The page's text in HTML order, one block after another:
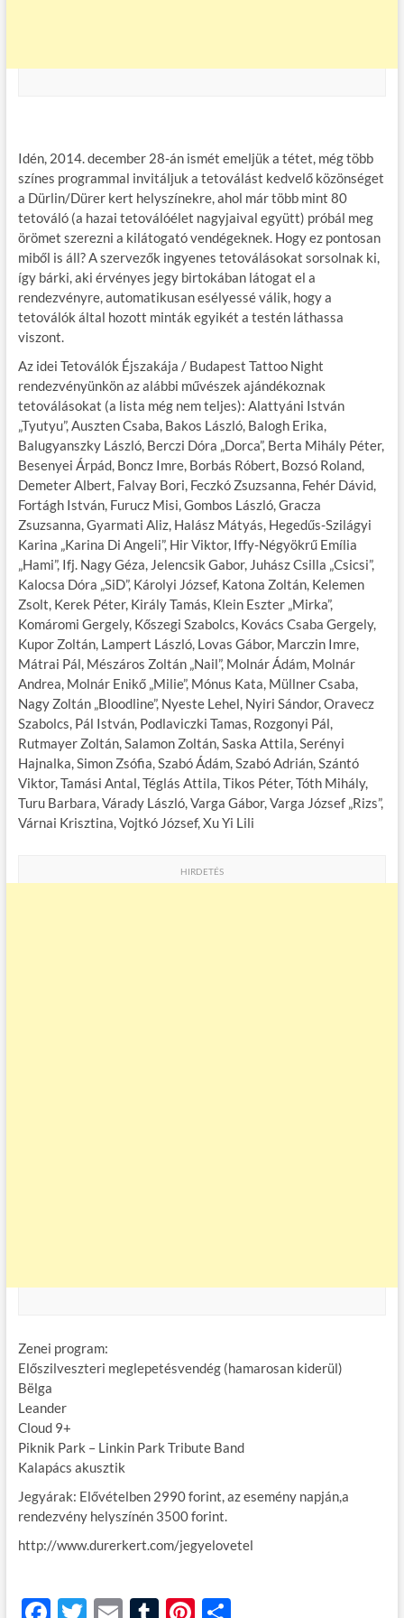
Idén, 2014. december 28-án ismét emeljük a tétet, még több
színes programmal invitáljuk a tetoválást kedvelő közönséget
a Dürlin/Dürer kert helyszínekre, ahol már több mint 80
tetováló (a hazai tetoválóélet nagyjaival együtt) próbál meg
örömet szerezni a kilátogató vendégeknek. Hogy ez pontosan
miből is áll? A szervezők ingyenes tetoválásokat sorsolnak ki,
így bárki, aki érvényes jegy birtokában látogat el a
rendezvényre, automatikusan esélyessé válik, hogy a
tetoválók által hozott minták egyikét a testén láthassa
viszont.
Az idei Tetoválók Éjszakája / Budapest Tattoo Night
rendezvényünkön az alábbi művészek ajándékoznak
tetoválásokat (a lista még nem teljes): Alattyáni István
„Tyutyu”, Auszten Csaba, Bakos László, Balogh Erika,
Balugyanszky László, Berczi Dóra „Dorca”, Berta Mihály Péter,
Besenyei Árpád, Boncz Imre, Borbás Róbert, Bozsó Roland,
Demeter Albert, Falvay Bori, Feczkó Zsuzsanna, Fehér Dávid,
Fortágh István, Furucz Misi, Gombos László, Gracza
Zsuzsanna, Gyarmati Aliz, Halász Mátyás, Hegedűs-Szilágyi
Karina „Karina Di Angeli”, Hir Viktor, Iffy-Négyökrű Emília
„Hami”, Ifj. Nagy Géza, Jelencsik Gabor, Juhász Csilla „Csicsi”,
Kalocsa Dóra „SiD”, Károlyi József, Katona Zoltán, Kelemen
Zsolt, Kerek Péter, Király Tamás, Klein Eszter „Mirka”,
Komáromi Gergely, Kőszegi Szabolcs, Kovács Csaba Gergely,
Kupor Zoltán, Lampert László, Lovas Gábor, Marczin Imre,
Mátrai Pál, Mészáros Zoltán „Nail”, Molnár Ádám, Molnár
Andrea, Molnár Enikő „Milie”, Mónus Kata, Müllner Csaba,
Nagy Zoltán „Bloodline”, Nyeste Lehel, Nyiri Sándor, Oravecz
Szabolcs, Pál István, Podlaviczki Tamas, Rozgonyi Pál,
Rutmayer Zoltán, Salamon Zoltán, Saska Attila, Serényi
Hajnalka, Simon Zsófia, Szabó Ádám, Szabó Adrián, Szántó
Viktor, Tamási Antal, Téglás Attila, Tikos Péter, Tóth Mihály,
Turu Barbara, Várady László, Varga Gábor, Varga József „Rizs”,
Várnai Krisztina, Vojtkó József, Xu Yi Lili
HIRDETÉS
Zenei program:
Előszilveszteri meglepetésvendég (hamarosan kiderül)
Bëlga
Leander
Cloud 9+
Piknik Park – Linkin Park Tribute Band
Kalapács akusztik
Jegyárak: Elővételben 2990 forint, az esemény napján,a
rendezvény helyszínén 3500 forint.
http://www.durerkert.com/jegyelovetel